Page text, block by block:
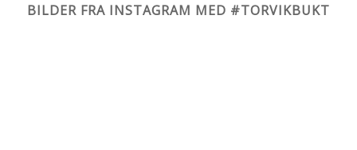
BILDER FRA INSTAGRAM MED #TORVIKBUKT